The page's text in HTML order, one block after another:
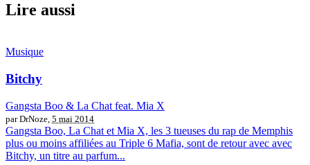
Lire aussi
Musique
Bitchy
Gangsta Boo & La Chat feat. Mia X
par DrNoze, 5 mai 2014
Gangsta Boo, La Chat et Mia X, les 3 tueuses du rap de Memphis
plus ou moins affiliées au Triple 6 Mafia, sont de retour avec avec
Bitchy, un titre au parfum...